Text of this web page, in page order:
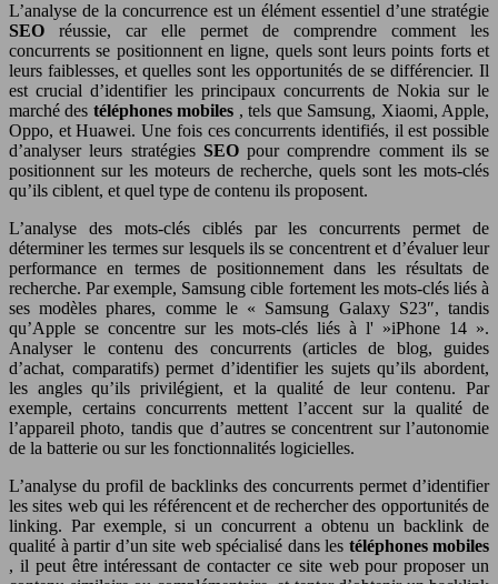
L’analyse de la concurrence est un élément essentiel d’une stratégie
SEO réussie, car elle permet de comprendre comment les
concurrents se positionnent en ligne, quels sont leurs points forts et
leurs faiblesses, et quelles sont les opportunités de se différencier. Il
est crucial d’identifier les principaux concurrents de Nokia sur le
marché des téléphones mobiles , tels que Samsung, Xiaomi, Apple,
Oppo, et Huawei. Une fois ces concurrents identifiés, il est possible
d’analyser leurs stratégies SEO pour comprendre comment ils se
positionnent sur les moteurs de recherche, quels sont les mots-clés
qu’ils ciblent, et quel type de contenu ils proposent.
L’analyse des mots-clés ciblés par les concurrents permet de
déterminer les termes sur lesquels ils se concentrent et d’évaluer leur
performance en termes de positionnement dans les résultats de
recherche. Par exemple, Samsung cible fortement les mots-clés liés à
ses modèles phares, comme le « Samsung Galaxy S23″, tandis
qu’Apple se concentre sur les mots-clés liés à l' »iPhone 14 ».
Analyser le contenu des concurrents (articles de blog, guides
d’achat, comparatifs) permet d’identifier les sujets qu’ils abordent,
les angles qu’ils privilégient, et la qualité de leur contenu. Par
exemple, certains concurrents mettent l’accent sur la qualité de
l’appareil photo, tandis que d’autres se concentrent sur l’autonomie
de la batterie ou sur les fonctionnalités logicielles.
L’analyse du profil de backlinks des concurrents permet d’identifier
les sites web qui les référencent et de rechercher des opportunités de
linking. Par exemple, si un concurrent a obtenu un backlink de
qualité à partir d’un site web spécialisé dans les téléphones mobiles
, il peut être intéressant de contacter ce site web pour proposer un